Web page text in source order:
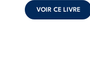
peuvent ...
VOIR CE LIVRE